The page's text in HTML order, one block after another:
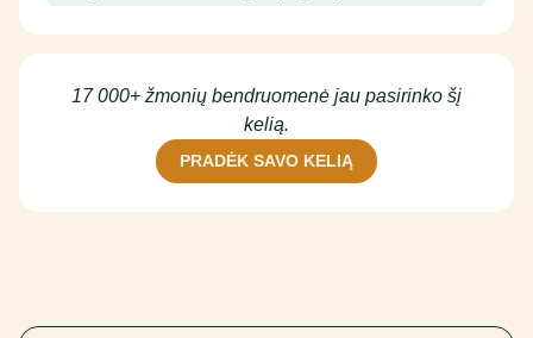
17 000+ žmonių bendruomenė jau pasirinko šį
kelią.
PRADĖK SAVO KELIĄ